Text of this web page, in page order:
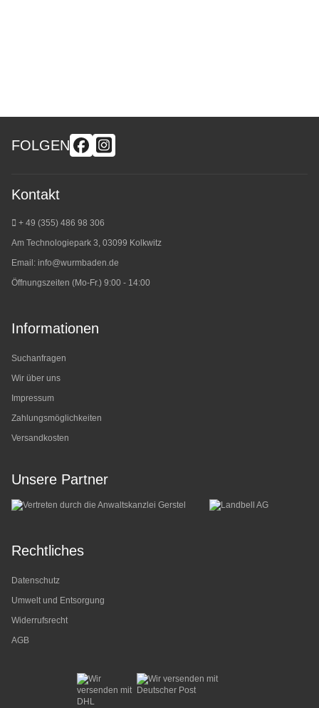
FOLGEN
Kontakt
+ 49 (355) 486 98 306
Am Technologiepark 3, 03099 Kolkwitz
Email: info@wurmbaden.de
Öffnungszeiten (Mo-Fr.) 9:00 - 14:00
Informationen
Suchanfragen
Wir über uns
Impressum
Zahlungsmöglichkeiten
Versandkosten
Unsere Partner
Rechtliches
Datenschutz
Umwelt und Entsorgung
Widerrufsrecht
AGB